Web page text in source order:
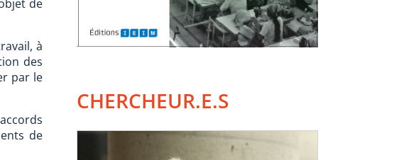
de
à
des
par le
de
CHERCHEUR.E.S